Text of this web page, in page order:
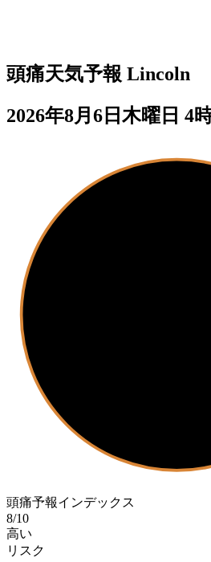
頭痛天気予報 Lincoln
2026年8月6日木曜日 4
頭痛予報インデックス
8/10
高い
リスク